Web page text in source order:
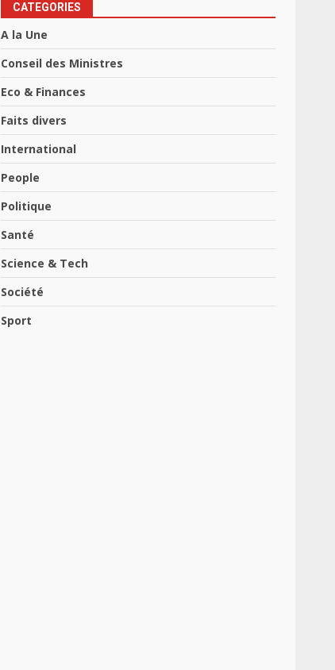
CATEGORIES
A la Une
Conseil des Ministres
Eco & Finances
Faits divers
International
People
Politique
Santé
Science & Tech
Société
Sport